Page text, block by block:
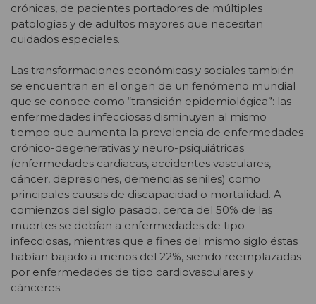
crónicas, de pacientes portadores de múltiples
patologías y de adultos mayores que necesitan
cuidados especiales.
Las transformaciones económicas y sociales también
se encuentran en el origen de un fenómeno mundial
que se conoce como “transición epidemiológica”: las
enfermedades infecciosas disminuyen al mismo
tiempo que aumenta la prevalencia de enfermedades
crónico-degenerativas y neuro-psiquiátricas
(enfermedades cardiacas, accidentes vasculares,
cáncer, depresiones, demencias seniles) como
principales causas de discapacidad o mortalidad. A
comienzos del siglo pasado, cerca del 50% de las
muertes se debían a enfermedades de tipo
infecciosas, mientras que a fines del mismo siglo éstas
habían bajado a menos del 22%, siendo reemplazadas
por enfermedades de tipo cardiovasculares y
cánceres.